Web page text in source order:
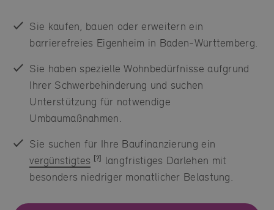
Sie kaufen, bauen oder erweitern ein
barrierefreies Eigenheim in Baden-Württemberg.
Sie haben spezielle Wohnbedürfnisse aufgrund
Ihrer Schwerbehinderung und suchen
Unterstützung für notwendige
Umbaumaßnahmen.
Sie suchen für Ihre Baufinanzierung ein
vergünstigtes
langfristiges Darlehen mit
besonders niedriger monatlicher Belastung.